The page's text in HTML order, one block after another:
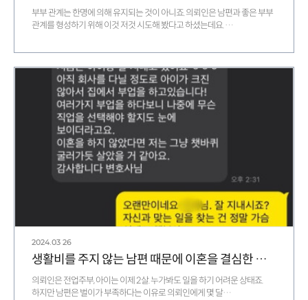
부부 관계는 한명에 의해 유지되는 것이 아니죠. 의뢰인은 남편과 좋은 부부
관계를 형성하기 위해 이것 저것 시도해 봤다고 하셨는데요. …
2024.03 26
생활비를 주지 않는 남편 때문에 이혼을 결심한 의뢰인
의뢰인은 전업주부, 아이는 이제 2살. 누가봐도 일을 하기 어려운 상태죠.
하지만 남편은 벌이가 부족하다는 이유로 의뢰인에게 몇 달…